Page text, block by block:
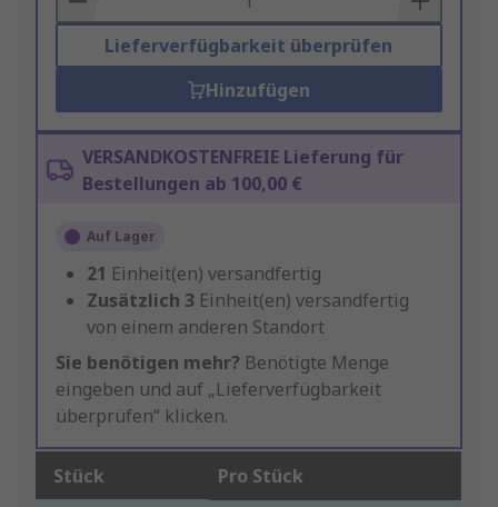
Lieferverfügbarkeit überprüfen
Hinzufügen
VERSANDKOSTENFREIE Lieferung für
Bestellungen ab 100,00 €
Auf Lager
21 Einheit(en) versandfertig
Zusätzlich 3 Einheit(en) versandfertig
von einem anderen Standort
Sie benötigen mehr? Benötigte Menge
eingeben und auf „Lieferverfügbarkeit
überprüfen“ klicken.
Stück Pro Stück